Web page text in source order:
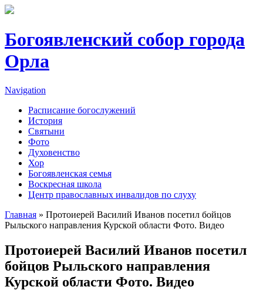
Перейти к основному содержанию
Богоявленский собор города
Орла
Navigation
Расписание богослужений
История
Святыни
Фото
Духовенство
Хор
Богоявленская семья
Воскресная школа
Центр православных инвалидов по слуху
Вы здесь
Главная » Протоиерей Василий Иванов посетил бойцов
Рыльского направления Курской области Фото. Видео
Протоиерей Василий Иванов посетил
бойцов Рыльского направления
Курской области Фото. Видео